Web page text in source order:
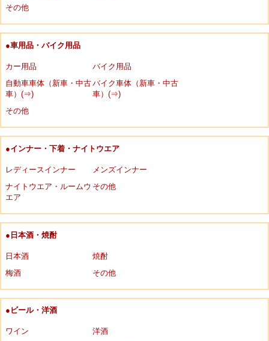
その他
●車用品・バイク用品
カー用品
バイク用品
自動車車体（新車・中古
車）(⇒)
バイク車体（新車・中古
車）(⇒)
その他
●インナー・下着・ナイトウエア
レディースインナー
メンズインナー
ナイトウエア・ルームウ
エア
その他
●日本酒・焼酎
日本酒
焼酎
梅酒
その他
●ビール・洋酒
ワイン
洋酒